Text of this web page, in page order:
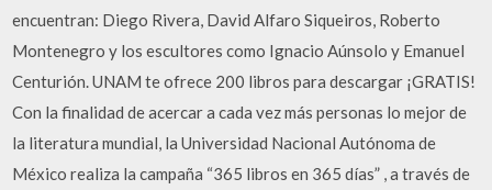
encuentran: Diego Rivera, David Alfaro Siqueiros, Roberto
Montenegro y los escultores como Ignacio Aúnsolo y Emanuel
Centurión. UNAM te ofrece 200 libros para descargar ¡GRATIS!
Con la finalidad de acercar a cada vez más personas lo mejor de
la literatura mundial, la Universidad Nacional Autónoma de
México realiza la campaña “365 libros en 365 días” , a través de